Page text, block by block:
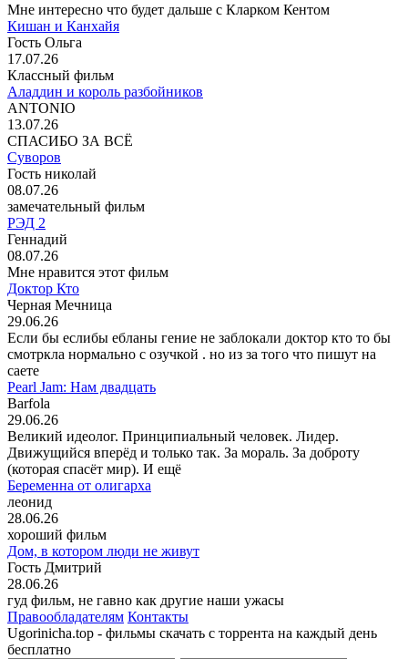
Мне интересно что будет дальше с Кларком Кентом
Кишан и Канхайя
Гость Ольга
17.07.26
Классный фильм
Аладдин и король разбойников
ANTONIO
13.07.26
СПАСИБО ЗА ВСЁ
Суворов
Гость николай
08.07.26
замечательный фильм
РЭД 2
Геннадий
08.07.26
Мне нравится этот фильм
Доктор Кто
Черная Мечница
29.06.26
Если бы еслибы ебланы гение не заблокали доктор кто то бы
смотркла нормально с озучкой . но из за того что пишут на
саете
Pearl Jam: Нам двадцать
Barfola
29.06.26
Великий идеолог. Принципиальный человек. Лидер.
Движущийся вперёд и только так. За мораль. За доброту
(которая спасёт мир). И ещё
Беременна от олигарха
леонид
28.06.26
хороший фильм
Дом, в котором люди не живут
Гость Дмитрий
28.06.26
гуд фильм, не гавно как другие наши ужасы
Правообладателям Контакты
Ugorinicha.top - фильмы скачать с торрента на каждый день
бесплатно